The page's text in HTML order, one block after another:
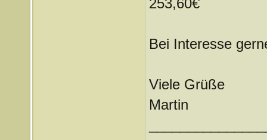
253,60€
Bei Interesse
Viele Grüße
Martin